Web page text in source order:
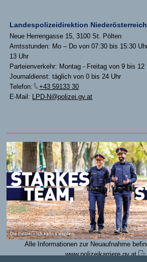
Landespolizeidirektion Niederösterreich
Neue Herrengasse 15, 3100 St. Pölten
Amtsstunden: Mo – Do von 07:30 bis 15:30
13 Uhr
Parteienverkehr: Montag - Freitag von 9 bis 12
Journaldienst: täglich von 0 bis 24 Uhr
Telefon:
+43 59133 30
E-Mail: LPD-N@polizei.gv.at
Alle Informationen zur Neuaufnahme
www.polizeikarriere.gv.at
.